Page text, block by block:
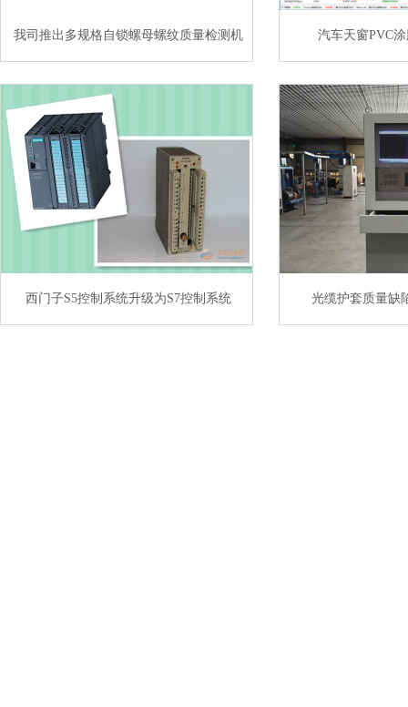
我司推出多规格自锁螺母螺纹质量检测机 汽车天窗PVC
西门子S5控制系统升级为S7控制系统 光缆护套质量缺